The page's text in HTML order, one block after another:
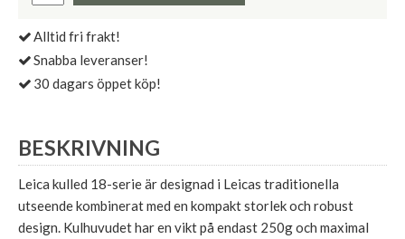
Alltid fri frakt!
Snabba leveranser!
30 dagars öppet köp!
BESKRIVNING
Leica kulled 18-serie är designad i Leicas traditionella
utseende kombinerat med en kompakt storlek och robust
design. Kulhuvudet har en vikt på endast 250g och maximal